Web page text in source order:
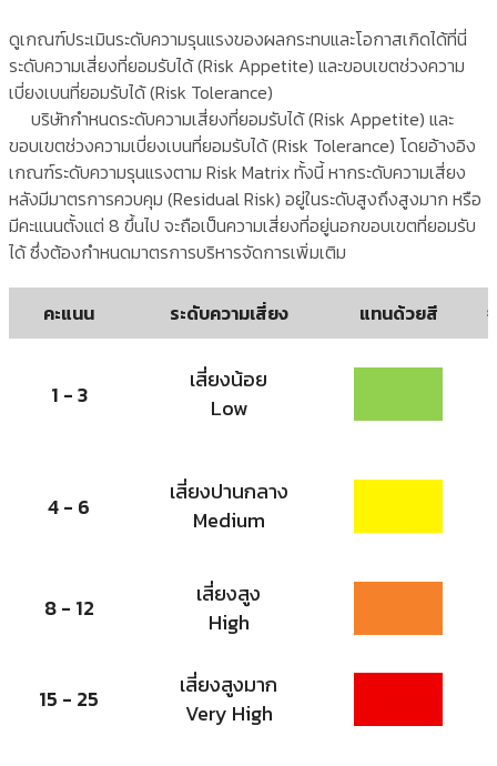
ดูเกณฑ์ประเมินระดับความรุนแรงของผลกระทบและโอกาสเกิดได้ที่นี่
ระดับความเสี่ยงที่ยอมรับได้ (Risk Appetite) และขอบเขตช่วงความ
เบี่ยงเบนที่ยอมรับได้ (Risk Tolerance)
บริษัทกำหนดระดับความเสี่ยงที่ยอมรับได้ (Risk Appetite) และ
ขอบเขตช่วงความเบี่ยงเบนที่ยอมรับได้ (Risk Tolerance) โดยอ้างอิง
เกณฑ์ระดับความรุนแรงตาม Risk Matrix ทั้งนี้ หากระดับความเสี่ยง
หลังมีมาตรการควบคุม (Residual Risk) อยู่ในระดับสูงถึงสูงมาก หรือ
มีคะแนนตั้งแต่ 8 ขึ้นไป จะถือเป็นความเสี่ยงที่อยู่นอกขอบเขตที่ยอมรับ
ได้ ซึ่งต้องกำหนดมาตรการบริหารจัดการเพิ่มเติม
คะแนน ระดับความเสี่ยง แทนด้วยสี
1 - 3
เสี่ยงน้อย
Low
4 - 6
เสี่ยงปานกลาง
Medium
8 - 12
เสี่ยงสูง
High
15 - 25
เสี่ยงสูงมาก
Very High